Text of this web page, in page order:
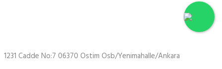
ve mekanik sistemlerinin tamir, bakım ve onarımını yapmaktadır.
Bunun yanı sıra takip hizmetimiz ile periyodik bakımların zamanında
1231 Cadde No:7 06370 Ostim Osb/Yenimahalle/Ankara